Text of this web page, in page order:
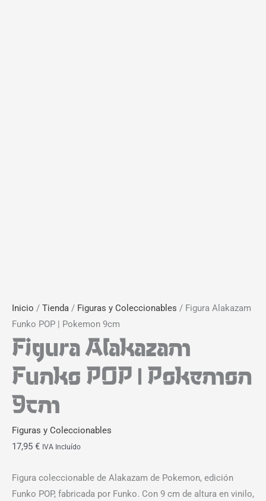
Inicio / Tienda / Figuras y Coleccionables / Figura Alakazam
Funko POP | Pokemon 9cm
Figura Alakazam
Funko POP | Pokemon
9cm
Figuras y Coleccionables
17,95 € IVA Incluído
Figura coleccionable de Alakazam de Pokemon, edición
Funko POP, fabricada por Funko. Con 9 cm de altura en vinilo,